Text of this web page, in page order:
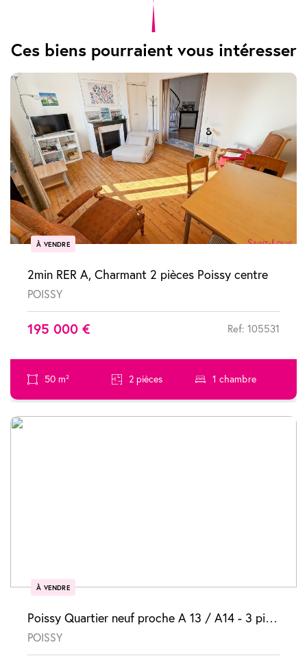
Ces biens pourraient vous intéresser
À VENDRE
2min RER A, Charmant 2 pièces Poissy centre
POISSY
195 000 € Ref: 105531
50 m² 2 pièces 1 chambre
À VENDRE
Poissy Quartier neuf proche A 13 / A14 - 3 pièces avec terrasse
POISSY